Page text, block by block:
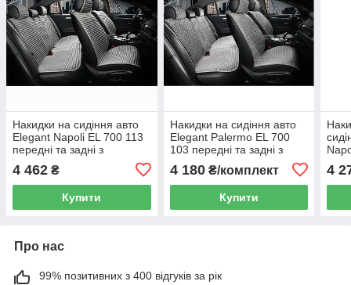
Накидки на сидіння авто
Elegant Napoli EL 700 113
передні та задні з
4 462 ₴
Купити
Накидки на сидіння авто
Elegant Palermo EL 700
103 передні та задні з
4 180₴/комплект
Купити
4
Про нас
99% позитивних з 400 відгуків за рік